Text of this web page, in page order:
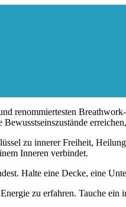
renommiertesten
zu innerer Freiheit,
Inneren verbindet.
Halte eine Decke, eine
zu erfahren. Tauche